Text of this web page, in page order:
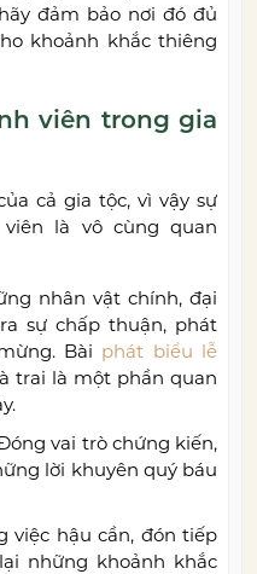
đảm bảo nơi đó đủ
khoảnh khắc thiêng
viên trong gia
cả gia tộc, vì vậy sự
là vô cùng quan
nhân vật chính, đại
sự chấp thuận, phát
Bài phát biểu lễ
trai là một phần quan
vai trò chứng kiến,
lời khuyên quý báu
việc hậu cần, đón tiếp
những khoảnh khắc